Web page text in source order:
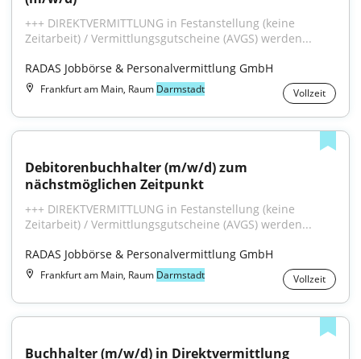
+++ DIREKTVERMITTLUNG in Festanstellung (keine
Zeitarbeit) / Vermittlungsgutscheine (AVGS) werden...
RADAS Jobbörse & Personalvermittlung GmbH
Frankfurt am Main, Raum Darmstadt Vollzeit
Debitorenbuchhalter (m/w/d) zum
nächstmöglichen Zeitpunkt
+++ DIREKTVERMITTLUNG in Festanstellung (keine
Zeitarbeit) / Vermittlungsgutscheine (AVGS) werden...
RADAS Jobbörse & Personalvermittlung GmbH
Frankfurt am Main, Raum Darmstadt Vollzeit
Buchhalter (m/w/d) in Direktvermittlung